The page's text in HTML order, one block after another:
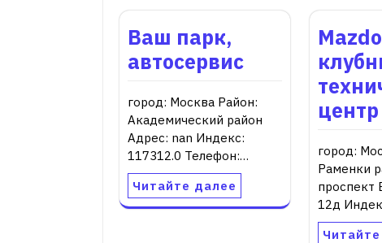
Ваш парк,
автосервис
город: Москва Район:
Академический район
Адрес: nan Индекс:
117312.0 Телефон:…
Читайте далее
центр
город:
Раменки
проспект
12д